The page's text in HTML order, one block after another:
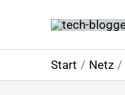
springen
Start Netz